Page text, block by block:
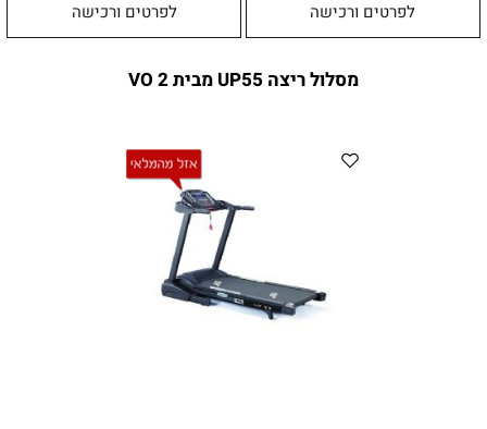
לפרטים ורכישה לפרטים ורכישה
מסלול ריצה UP55 מבית VO 2